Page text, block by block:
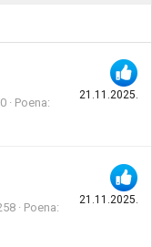
21.11.2025.
Poena
21.11.2025.
Poena